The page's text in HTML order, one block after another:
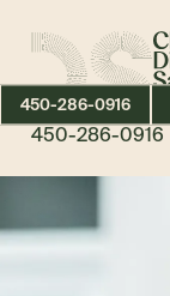
450-286-0916
450-286-0916